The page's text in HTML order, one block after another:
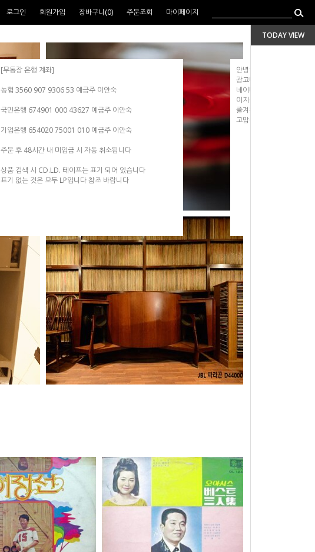
TODAY VIEW
로그인 회원가입 장바구니(0) 주문조회 마이페이지
[무통장 은행 계좌]
농협 3560 907 9306 53 예금주 이안숙
국민은행 674901 000 43627 예금주 이안숙
기업은행 654020 75001 010 예금주 이안숙
주문 후 48시간 내 미입금 시 자동 취소됩니다
상품 검색 시 CD.LD. 테이프는 표기 되어 있습니다
표기 없는 것은 모두 LP입니다 참조 바랍니다
현재의 메세지창을 다시 표시하지 않음 CLOSE X
안녕하세요
광고비 과다지출로 네이버
네이버 검색창을 통하여
이지를
즐겨찼기에 저장하여 이용
고맙습니다
현재의 메세지창을 다시